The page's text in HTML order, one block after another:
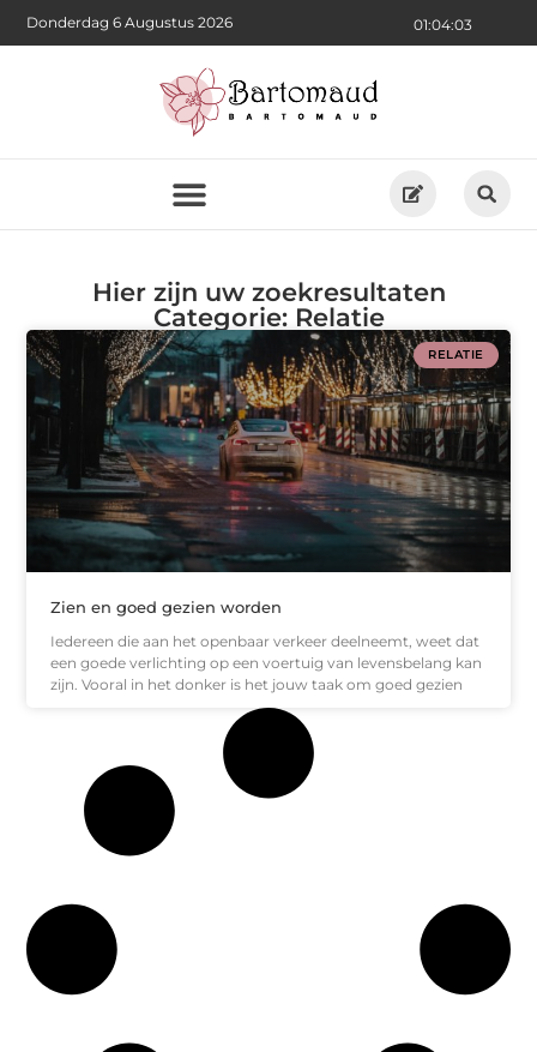
01:04:03
Donderdag 6 Augustus 2026
Hier zijn uw zoekresultaten
Categorie: Relatie
RELATIE
Zien en goed gezien worden
Iedereen die aan het openbaar verkeer deelneemt, weet dat
een goede verlichting op een voertuig van levensbelang kan
zijn. Vooral in het donker is het jouw taak om goed gezien